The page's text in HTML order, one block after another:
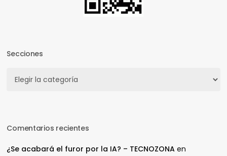
Secciones
Comentarios recientes
¿Se acabará el furor por la IA? – TECNOZONA en